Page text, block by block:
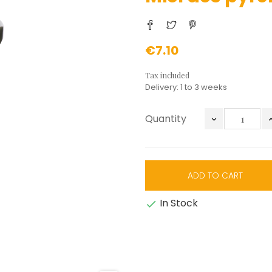
€7.10
Tax included
Delivery: 1 to 3 weeks
Quantity
ADD TO CART
 In Stock